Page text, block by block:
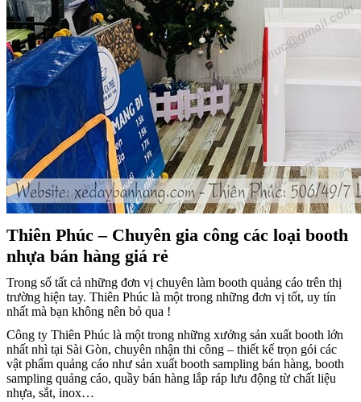
Thiên Phúc – Chuyên gia công các loại booth
nhựa bán hàng giá rẻ
Trong số tất cả những đơn vị chuyên làm booth quảng cáo trên thị
trường hiện tay. Thiên Phúc là một trong những đơn vị tốt, uy tín
nhất mà bạn không nên bỏ qua !
Công ty Thiên Phúc là một trong những xưởng sản xuất booth lớn
nhất nhì tại Sài Gòn, chuyên nhận thi công – thiết kế trọn gói các
vật phẩm quảng cáo như sản xuất booth sampling bán hàng, booth
sampling quảng cáo, quầy bán hàng lắp ráp lưu động từ chất liệu
nhựa, sắt, inox…